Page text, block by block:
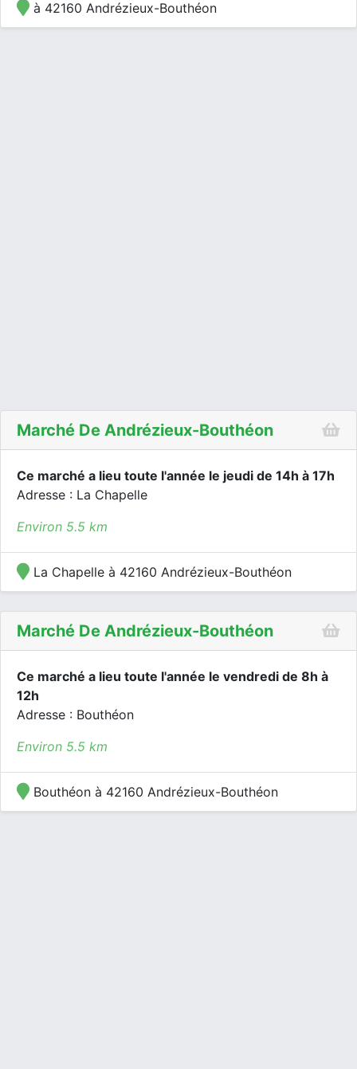
à 42160 Andrézieux-Bouthéon
Marché De Andrézieux-Bouthéon
Ce marché a lieu toute l'année le jeudi de 14h à 17h
Adresse : La Chapelle
Environ 5.5 km
La Chapelle à 42160 Andrézieux-Bouthéon
Marché De Andrézieux-Bouthéon
Ce marché a lieu toute l'année le vendredi de 8h à
12h
Adresse : Bouthéon
Environ 5.5 km
Bouthéon à 42160 Andrézieux-Bouthéon